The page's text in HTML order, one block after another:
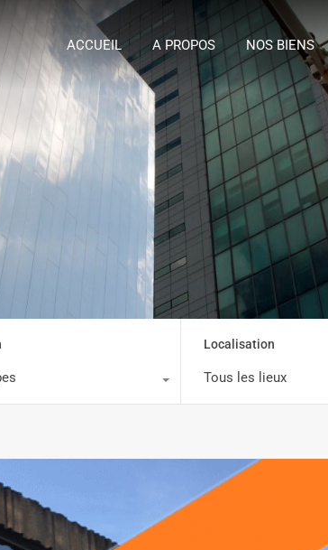
ACCUEIL
ACCUEIL A PROPOS NOS BIENS
Localisation
Tous les lieux